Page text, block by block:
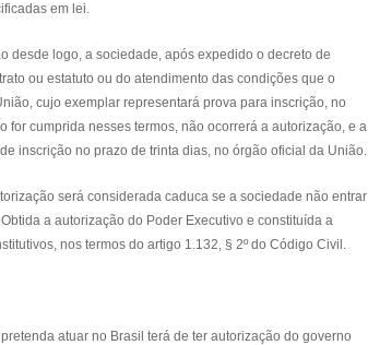
em lei.
logo, a sociedade, após expedido o decreto de
ou estatuto ou do atendimento das condições que o
cujo exemplar representará prova para inscrição, no
cumprida nesses termos, não ocorrerá a autorização, e a
inscrição no prazo de trinta dias, no órgão oficial da União.
será considerada caduca se a sociedade não entrar
a autorização do Poder Executivo e constituída a
nos termos do artigo 1.132, § 2º do Código Civil.
atuar no Brasil terá de ter autorização do governo